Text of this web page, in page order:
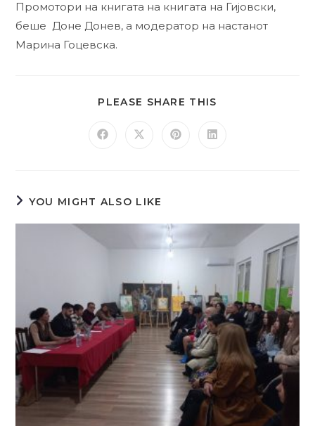
Промотори на книгата на книгата на Гијовски,
беше Доне Донев, а модератор на настанот
Марина Гоцевска.
PLEASE SHARE THIS
YOU MIGHT ALSO LIKE